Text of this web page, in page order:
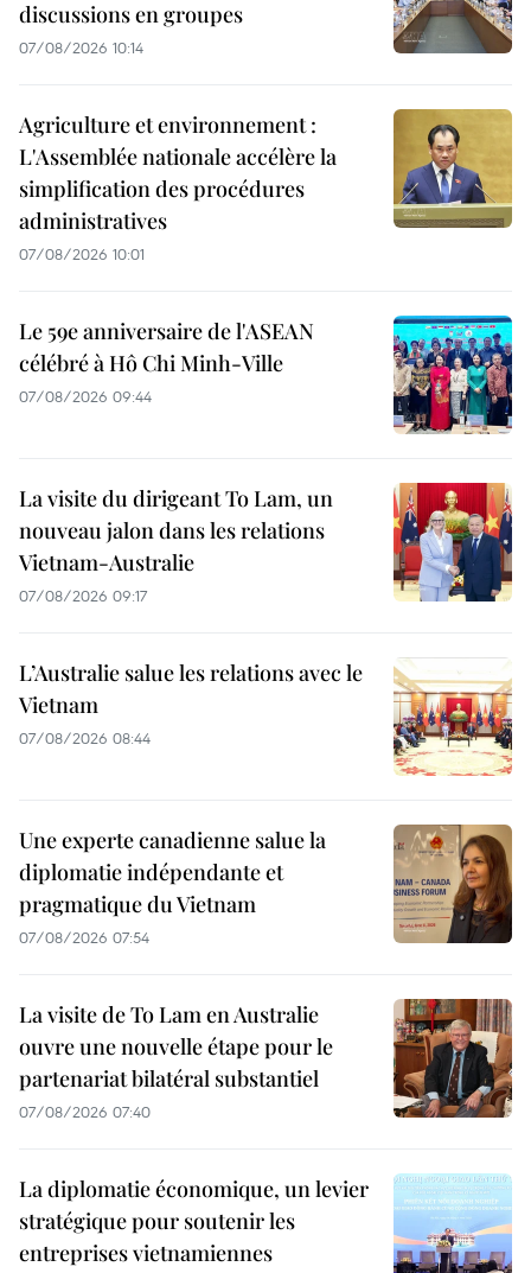
discussions en groupes
07/08/2026 10:14
Agriculture et environnement :
L'Assemblée nationale accélère la
simplification des procédures
administratives
07/08/2026 10:01
Le 59e anniversaire de l'ASEAN
célébré à Hô Chi Minh-Ville
07/08/2026 09:44
La visite du dirigeant To Lam, un
nouveau jalon dans les relations
Vietnam-Australie
07/08/2026 09:17
L’Australie salue les relations avec le
Vietnam
07/08/2026 08:44
Une experte canadienne salue la
diplomatie indépendante et
pragmatique du Vietnam
07/08/2026 07:54
La visite de To Lam en Australie
ouvre une nouvelle étape pour le
partenariat bilatéral substantiel
07/08/2026 07:40
La diplomatie économique, un levier
stratégique pour soutenir les
entreprises vietnamiennes